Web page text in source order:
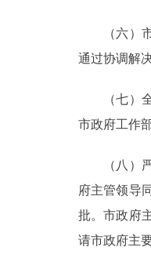
（六）市
通过协调解
（七）全
市政府工作
（八）严
府主管领导
批。市政府
请市政府主